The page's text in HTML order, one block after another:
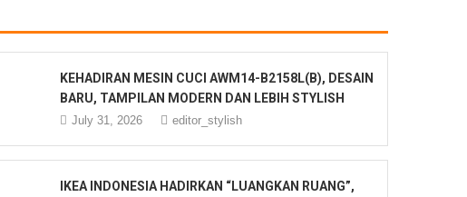
KEHADIRAN MESIN CUCI AWM14-B2158L(B), DESAIN
BARU, TAMPILAN MODERN DAN LEBIH STYLISH
July 31, 2026 editor_stylish
IKEA INDONESIA HADIRKAN “LUANGKAN RUANG”,